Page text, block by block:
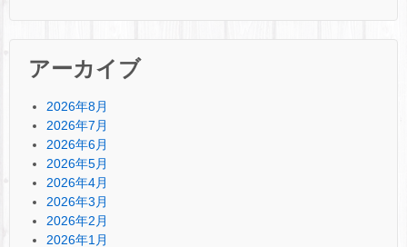
アーカイブ
2026年8月
2026年7月
2026年6月
2026年5月
2026年4月
2026年3月
2026年2月
2026年1月